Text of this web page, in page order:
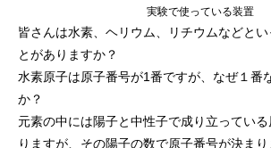
実験で使っている装置
皆さんは水素、ヘリウム、リチウムなどとい
とがありますか？
水素原子は原子番号が1番ですが、なぜ１番
か？
元素の中には陽子と中性子で成り立ってい
りますが、その陽子の数で原子番号が決ま